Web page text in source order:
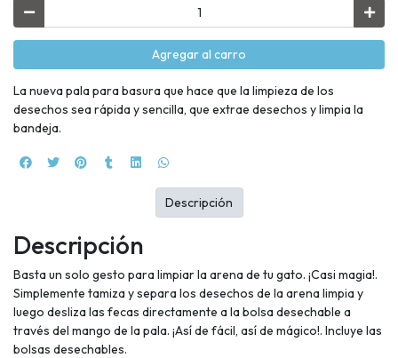
Agregar al carro
La nueva pala para basura que hace que la limpieza de los
desechos sea rápida y sencilla, que extrae desechos y limpia la
bandeja.
Descripción
Basta un solo gesto para limpiar la arena de tu gato. ¡Casi magia!.
Simplemente tamiza y separa los desechos de la arena limpia y
luego desliza las fecas directamente a la bolsa desechable a
través del mango de la pala. ¡Así de fácil, así de mágico!. Incluye las
bolsas desechables.
Descripción